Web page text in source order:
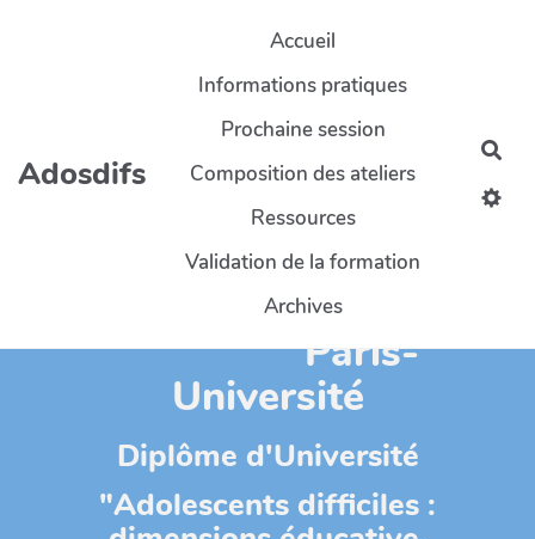
Adosdifs
Accueil
Informations pratiques
Prochaine session
Composition des ateliers
Ressources
Validation de la formation
Archives
CY-Cergy-
Paris-
Université
Diplôme d'Université
"Adolescents difficiles :